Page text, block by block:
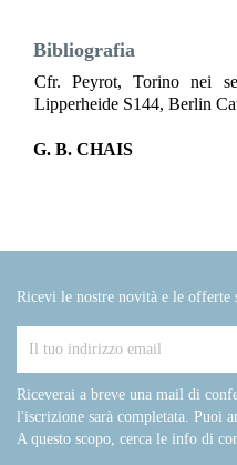
Bibliografia
Cfr. Peyrot, Torino nei
Lipperheide S144, Berlin
G. B. CHAIS
Ricevi le nostre novità e le offerte
Riceverai a breve una mail di
l'iscrizione sarà completata. Puoi
A questo scopo, cerca le info di